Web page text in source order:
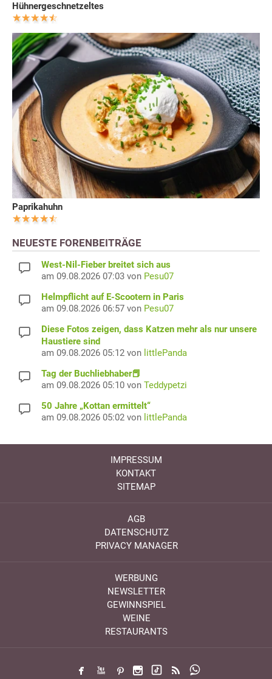
Hühnergeschnetzeltes
Paprikahuhn
NEUESTE FORENBEITRÄGE
West-Nil-Fieber breitet sich aus
am 09.08.2026 07:03 von Pesu07
Helmpflicht auf E-Scootern in Paris
am 09.08.2026 06:57 von Pesu07
Diese Fotos zeigen, dass Katzen mehr als nur unsere
Haustiere sind
am 09.08.2026 05:12 von littlePanda
Tag der Buchliebhaber📕
am 09.08.2026 05:10 von Teddypetzi
50 Jahre „Kottan ermittelt“
am 09.08.2026 05:02 von littlePanda
IMPRESSUM
KONTAKT
SITEMAP
AGB
DATENSCHUTZ
PRIVACY MANAGER
WERBUNG
NEWSLETTER
GEWINNSPIEL
WEINE
RESTAURANTS